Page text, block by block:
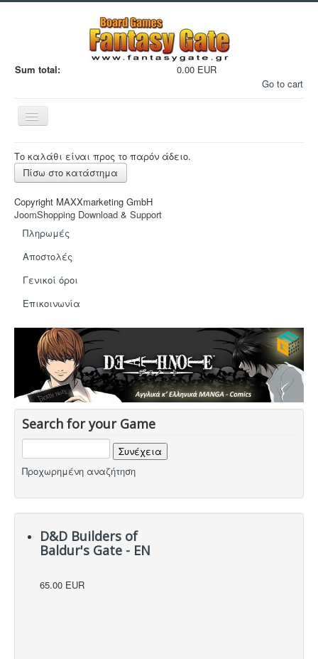
Sum total:
0.00 EUR
Go to cart
Εναλλαγή
πλοήγησης
Filaments
Μινιατούρες
3D Εκτυπώσεις
Manga - Anime
Accessories
Funko POP
Στρατηγικής
Φαντασίας
Οικογενειακά
2-Παίκτες
Χρώματα
TCG-LCG
Puzzle
Το καλάθι είναι προς το παρόν άδειο.
Πίσω στο κατάστημα
Copyright MAXXmarketing GmbH
JoomShopping Download & Support
Πληρωμές
Αποστολές
Γενικοί όροι
Eπικοινωνία
Search for your Game
Προχωρημένη αναζήτηση
D&D Builders of
Baldur's Gate - EN
65.00 EUR